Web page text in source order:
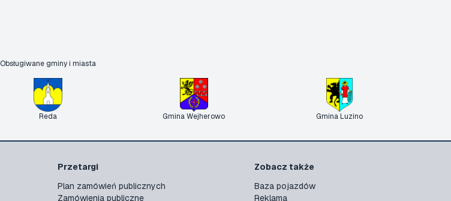
Obsługiwane gminy i miasta
Reda Gmina Wejherowo Gmina Luzino
Przetargi
Plan zamówień publicznych
Zamówienia publiczne
Zobacz także
Baza pojazdów
Reklama